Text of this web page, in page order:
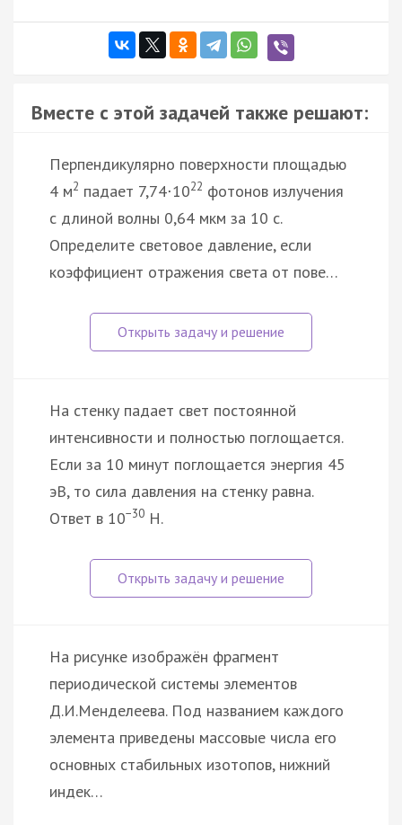
Вместе с этой задачей также решают:
Перпендикулярно поверхности площадью
4 м2 падает 7,74·1022 фотонов излучения
с длиной волны 0,64 мкм за 10 с.
Определите световое давление, если
коэффициент отражения света от пове…
На стенку падает свет постоянной
интенсивности и полностью поглощается.
Если за 10 минут поглощается энергия 45
эВ, то сила давления на стенку равна.
Ответ в 10−30 Н.
На рисунке изображён фрагмент
периодической системы элементов
Д.И.Менделеева. Под названием каждого
элемента приведены массовые числа его
основных стабильных изотопов, нижний
индек…